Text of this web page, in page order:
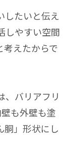
したいと伝え
しやすい空間
考えたからで
、バリアフリ
も外壁も塗
胴」形状にし